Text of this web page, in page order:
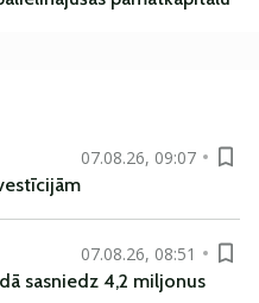
07.08.26, 09:07
07.08.26, 08:51
sasniedz 4,2 miljonus